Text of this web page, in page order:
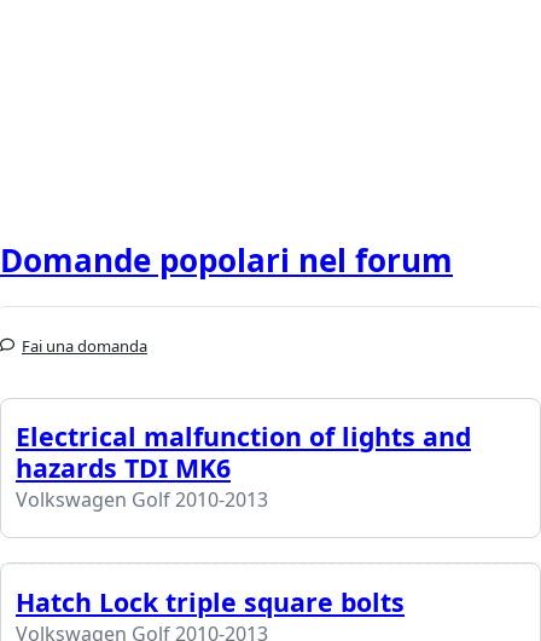
Domande popolari nel forum
Fai una domanda
Electrical malfunction of lights and
hazards TDI MK6
Volkswagen Golf 2010-2013
Hatch Lock triple square bolts
Volkswagen Golf 2010-2013